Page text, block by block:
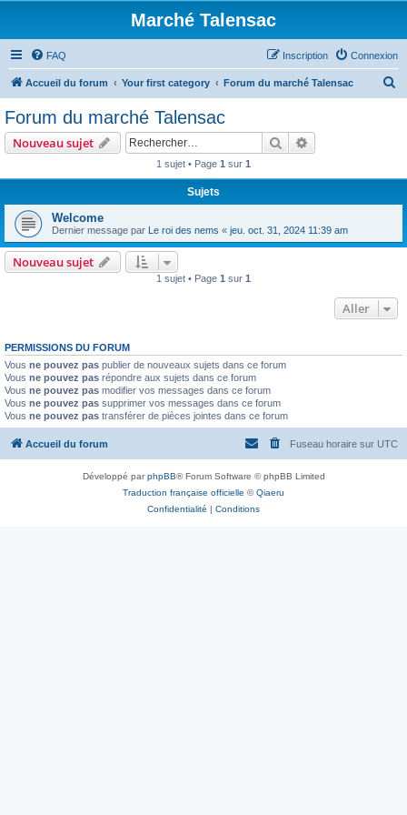
Marché Talensac
FAQ Connexion
Inscription
Accueil du forum Your first category Forum du marché Talensac
Forum du marché Talensac
Nouveau sujet Rechercher
1 sujet • Page 1 sur 1
Sujets
Welcome
Dernier message par Le roi des nems « jeu. oct. 31, 2024 11:39 am
Nouveau sujet
1 sujet • Page 1 sur 1
Aller
PERMISSIONS DU FORUM
Vous ne pouvez pas publier de nouveaux sujets dans ce forum
Vous ne pouvez pas répondre aux sujets dans ce forum
Vous ne pouvez pas modifier vos messages dans ce forum
Vous ne pouvez pas supprimer vos messages dans ce forum
Vous ne pouvez pas transférer de pièces jointes dans ce forum
Accueil du forum Fuseau horaire sur UTC
Développé parphpBB® Forum Software © phpBB Limited
Traduction française officielle ©Qiaeru
Confidentialité | Conditions